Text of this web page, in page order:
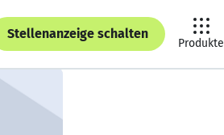
Stellenanzeige schalten
Produkte